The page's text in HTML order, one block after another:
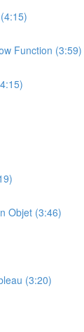
Function (3:59)
Objet (3:46)
(3:20)